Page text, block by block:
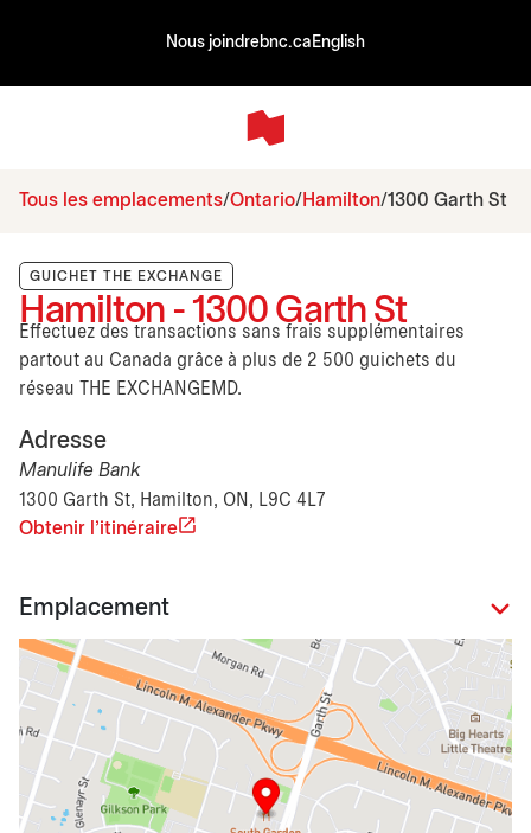
Nous joindrebnc.ca English
Tous les emplacements Ontario Hamilton 1300 Garth St
GUICHET THE EXCHANGE
Hamilton - 1300 Garth St
Effectuez des transactions sans frais supplémentaires
partout au Canada grâce à plus de 2 500 guichets du
réseau THE EXCHANGEMD.
Adresse
Manulife Bank
1300 Garth St, Hamilton, ON, L9C 4L7
Obtenir l'itinéraire
Emplacement